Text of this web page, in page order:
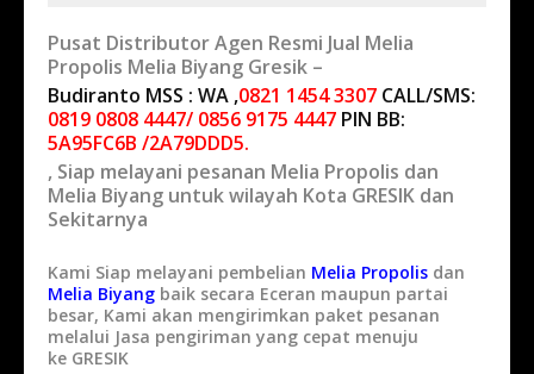
Pusat Distributor Agen Resmi Jual Melia
Propolis Melia Biyang Gresik –
Budiranto MSS : WA ,0821 1454 3307 CALL/SMS:
0819 0808 4447/ 0856 9175 4447 PIN BB:
5A95FC6B /2A79DDD5.
, Siap melayani pesanan Melia Propolis dan
Melia Biyang untuk wilayah Kota GRESIK dan
Sekitarnya
Kami Siap melayani pembelian Melia Propolis dan
Melia Biyang baik secara Eceran maupun partai
besar, Kami akan mengirimkan paket pesanan
melalui Jasa pengiriman yang cepat menuju
ke GRESIK